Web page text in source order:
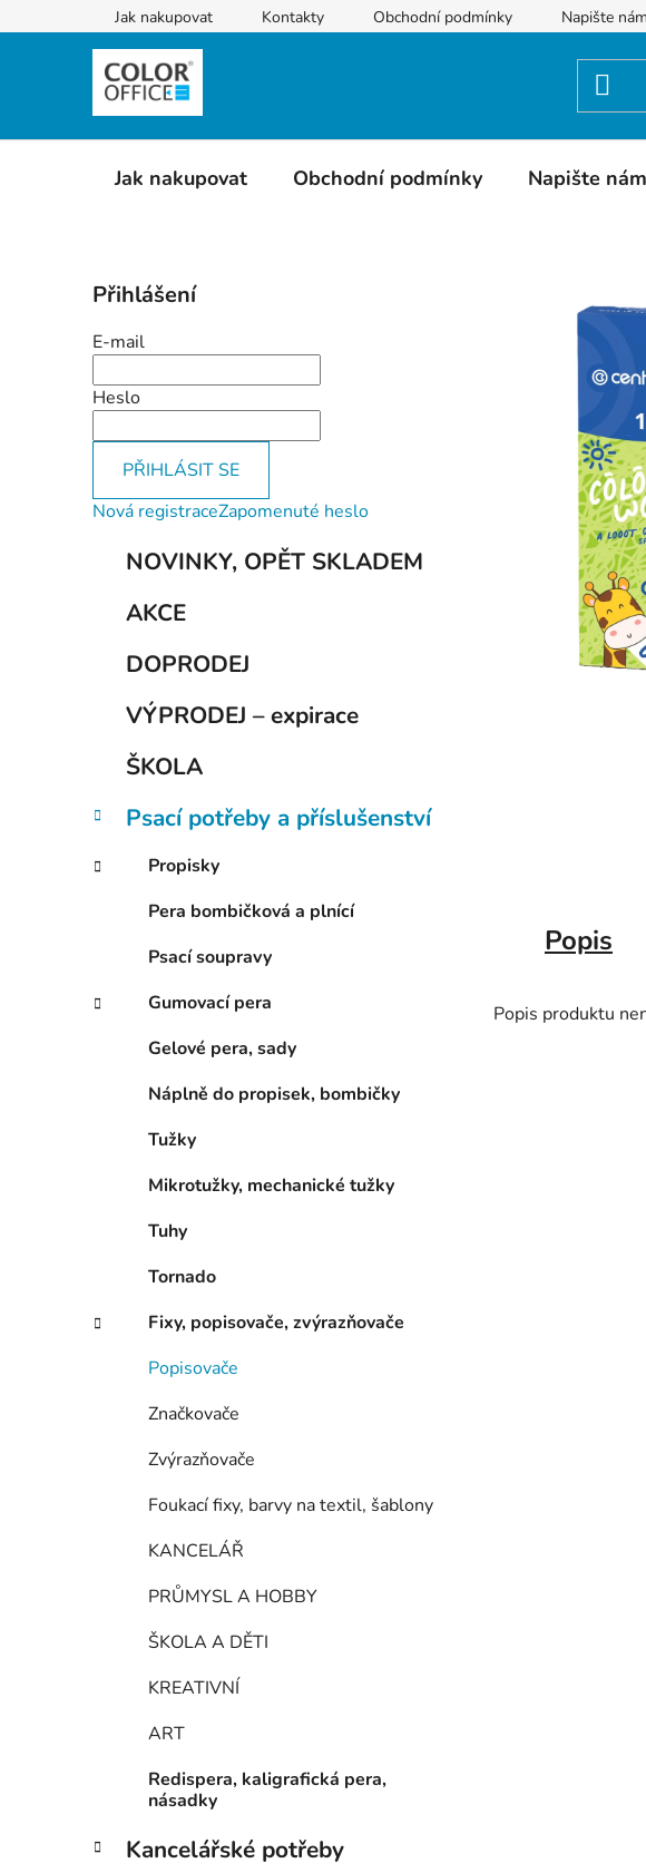
na
Jak nakupovat Kontakty Obchodní podmínky Napište nám
Jak nakupovat Obchodní podmínky Napište nám
o
s
t
r
a
n
í
Přihlášení
E-mail
Heslo
PŘIHLÁSIT SE
Nová registraceZapomenuté heslo
Přeskočit
kategorie
NOVINKY, OPĚT SKLADEM
AKCE
DOPRODEJ
VÝPRODEJ – expirace
ŠKOLA
Psací potřeby a příslušenství
Propisky
Pera bombičková a plnící
Psací soupravy
Gumovací pera
Gelové pera, sady
Náplně do propisek, bombičky
Tužky
Mikrotužky, mechanické tužky
Tuhy
Tornado
Fixy, popisovače, zvýrazňovače
Popisovače
Značkovače
Zvýrazňovače
Foukací fixy, barvy na textil, šablony
KANCELÁŘ
PRŮMYSL A HOBBY
ŠKOLA A DĚTI
KREATIVNÍ
ART
Redispera, kaligrafická pera,
násadky
Kancelářské potřeby
Popis
Popis produktu